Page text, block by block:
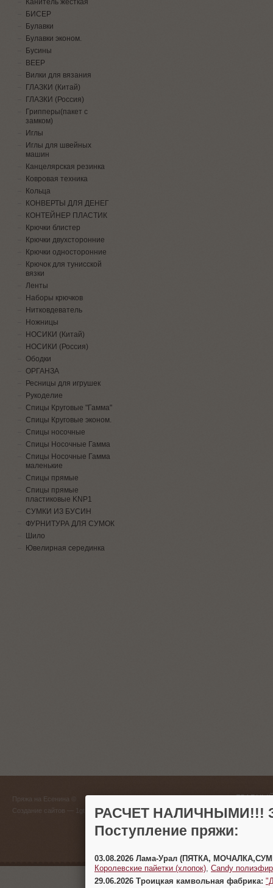
Канитель жесткая
БИСЕР
Булавки
Булавки эконом.
Бусины
ВЕЕР
Вилки для вязания
ГЛАЗКИ (Китай)
ГЛАЗКИ (Россия)
Грипперы(пакет с
замком)
Иглы
Иглы для швейных
машин
Канцелярская резинка
Ковровая техника
Кольца
КОНВЕРТЫ ДЛЯ ДЕНЕГ
КОНТЕЙНЕР ПЛАСТИК
Крючки блистер
Крючки двухсторонние
Крючки односторонние
Крючок для тунисской
вязки
Ленты
Наборы крючков
Нитковдеватель
Ножницы
НОСИКИ (Китай)
НОСИКИ (Россия)
Ободки
ОРГАНЗА
Ресницы для игрушек
Рукоделие
Спицы Круговые "Гамма"
Спицы Круговые эконом.
Спицы носочные
Спицы Носочные Гамма
Спицы Носочные Гамма
маленькие
Спицы прямые
Спицы прямые
пластиковые KNP1
СУМКИ ИЗ БУСИН
ФУРНИТУРА ДЛЯ СУМОК
Шило
Ювелирная серединка
Пряжа на Есенина ©
Создание сайтов
(383)
г.
РАСЧЕТ НАЛИЧНЫМИ!!!
Поступление пряжи:
03.08.2026 Лама-Урал (ПЯТКА,
Королевские пайетки (хлопок) Candy
29.06.2026 Троицкая камвольная фабрика: